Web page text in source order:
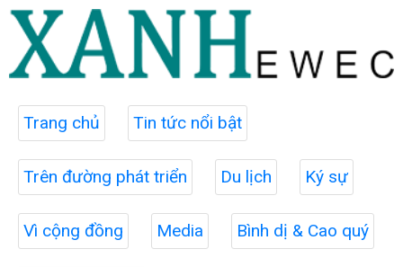
Trang chủ Tin tức nổi bật
Trên đường phát triển Du lịch Ký sự
Vì cộng đồng Media Bình dị & Cao quý